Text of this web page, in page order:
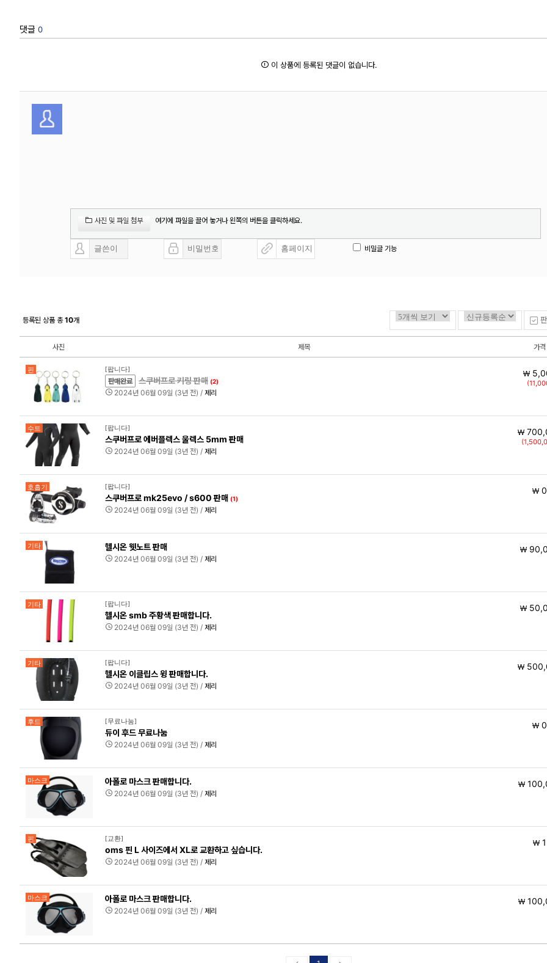
댓글 0
이 상품에 등록된 댓글이 없습니다.
사진 및 파일 첨부 여기에 파일을 끌어 놓거나 왼쪽의 버튼을 클릭하세요.
비밀글 기능
등록된 상품 총10개
사진 제목 가격
핀 [팝니다]
판매완료 스쿠버프로 키링 판매 (2)
2024년 06월 09일 (3년 전) / 제리
￦
수트 [팝니다]
스쿠버프로 에버플렉스 울렉스 5mm 판매
2024년 06월 09일 (3년 전) / 제리
￦
호흡기 [팝니다]
스쿠버프로 mk25evo / s600 판매 (1)
2024년 06월 09일 (3년 전) / 제리
￦ 0
기타 헬시온 웻노트 판매
2024년 06월 09일 (3년 전) / 제리
￦
기타 [팝니다]
헬시온 smb 주황색 판매합니다.
2024년 06월 09일 (3년 전) / 제리
￦
기타 [팝니다]
헬시온 이클립스 윙 판매합니다.
2024년 06월 09일 (3년 전) / 제리
￦
후드 [무료나눔]
듀이 후드 무료나눔
2024년 06월 09일 (3년 전) / 제리
￦ 0
마스크 아폴로 마스크 판매합니다.
2024년 06월 09일 (3년 전) / 제리
￦
핀 [교환]
oms 핀 L 사이즈에서 XL로 교환하고 싶습니다.
2024년 06월 09일 (3년 전) / 제리
￦ 1
마스크 아폴로 마스크 판매합니다.
2024년 06월 09일 (3년 전) / 제리
￦